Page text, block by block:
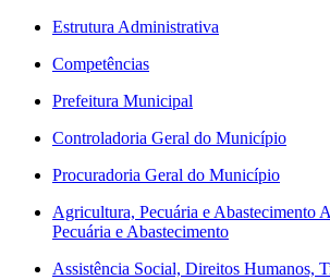
Estrutura Administrativa
Competências
Prefeitura Municipal
Controladoria Geral do Município
Procuradoria Geral do Município
Agricultura, Pecuária e Abastecimento
Pecuária e Abastecimento
Assistência Social, Direitos Humanos,